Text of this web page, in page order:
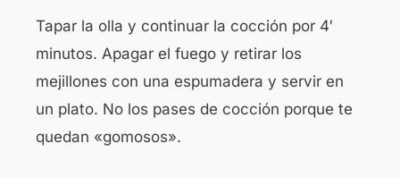
Tapar la olla y continuar la cocción por 4′
minutos. Apagar el fuego y retirar los
mejillones con una espumadera y servir en
un plato. No los pases de cocción porque te
quedan «gomosos».